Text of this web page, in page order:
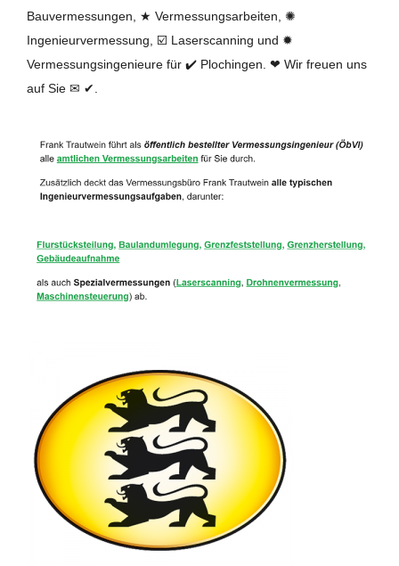
Bauvermessungen, ★ Vermessungsarbeiten, ✺
Ingenieurvermessung, ☑️ Laserscanning und ✹
Vermessungsingenieure für ✔️ Plochingen. ❤ Wir freuen uns
auf Sie ✉ ✔.